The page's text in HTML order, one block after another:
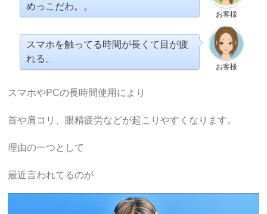
お客様
めっこだわ。。
お客様
スマホを触ってる時間が長くて目が疲
れる。
スマホやPCの長時間使用により
首や肩コリ、眼精疲労などが起こりやすくなります。
理由の一つとして
最近言われてるのが